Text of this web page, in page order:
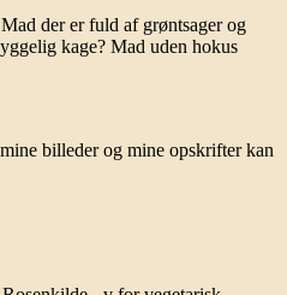
der er fuld af grøntsager og
kage? Mad uden hokus
billeder og mine opskrifter kan